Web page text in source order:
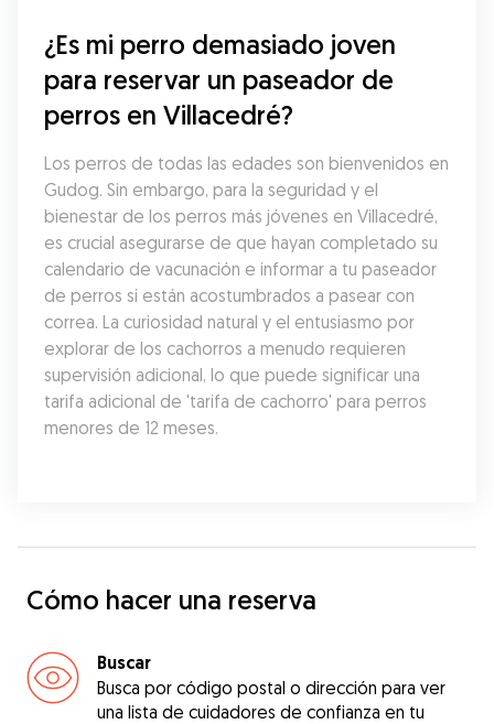
¿Es mi perro demasiado joven
para reservar un paseador de
perros en Villacedré?
Los perros de todas las edades son bienvenidos en
Gudog. Sin embargo, para la seguridad y el
bienestar de los perros más jóvenes en Villacedré,
es crucial asegurarse de que hayan completado su
calendario de vacunación e informar a tu paseador
de perros si están acostumbrados a pasear con
correa. La curiosidad natural y el entusiasmo por
explorar de los cachorros a menudo requieren
supervisión adicional, lo que puede significar una
tarifa adicional de 'tarifa de cachorro' para perros
menores de 12 meses.
Cómo hacer una reserva
Buscar
Busca por código postal o dirección para ver
una lista de cuidadores de confianza en tu